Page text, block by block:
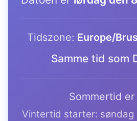
Tidszone: Europe/
Samme tid som
Sommertid
Vintertid starter: søndag